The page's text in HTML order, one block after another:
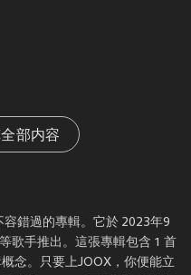
部内容
錯過的專輯。它於 2023年9
歌手推出。這張專輯包含 1 首
念。只要上JOOX，你便能立